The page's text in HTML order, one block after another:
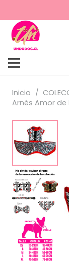
Inicio /
Arnés Amor de